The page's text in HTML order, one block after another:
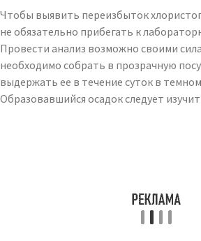
Чтобы выявить переизбыток
не обязательно прибегать к
Провести анализ возможно своими
необходимо собрать в прозрачную
выдержать ее в течение суток в
Образовавшийся осадок следует